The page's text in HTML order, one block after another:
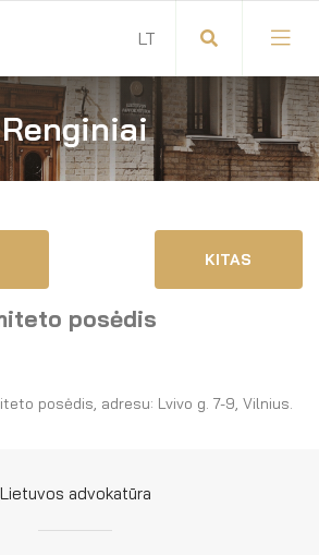
advokatų susirinkimas
tarybos pirmininkas
taryba
teisės aktai
atmintinė
Renginiai
KITAS
posėdis
posėdis, adresu: Lvivo g. 7-9, Vilnius.
Lietuvos advokatūra